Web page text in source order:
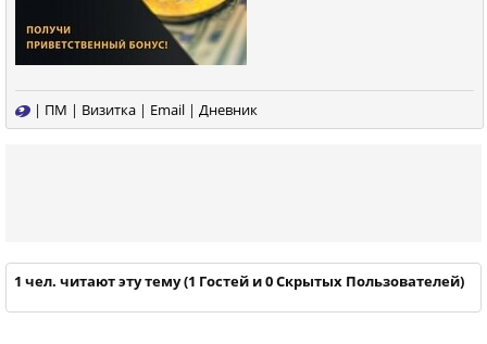
| ПМ | Визитка | Email | Дневник
1 чел. читают эту тему (1 Гостей и 0 Скрытых Пользователей)